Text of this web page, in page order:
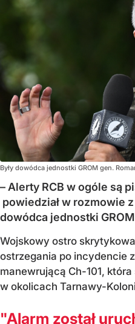
Były dowódca jednostki GROM gen.
– Alerty RCB w ogóle są
powiedział w rozmowie
dowódca jednostki
Wojskowy ostro
ostrzegania po incydencie
manewrującą Ch-101, która
w okolicach Tarnawy-
"Alarm został